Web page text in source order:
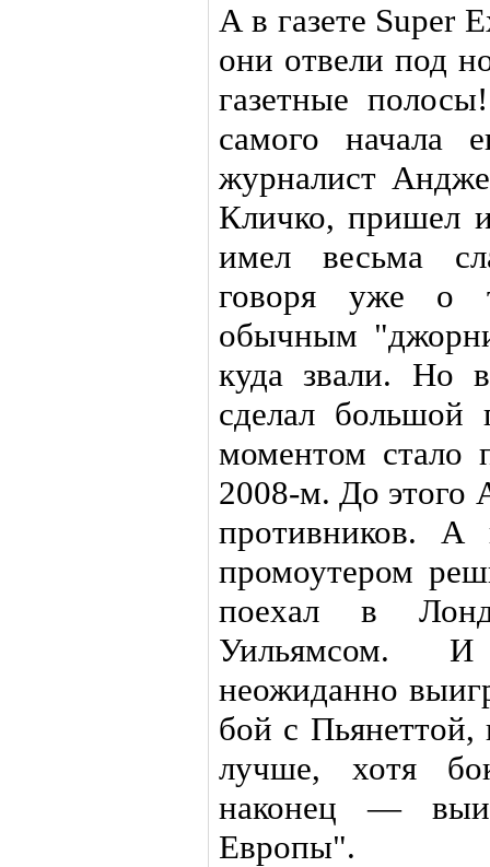
А в газете Super
они отвели под
газетные
самого начала
журналист
Кличко, пришел
имел весьма
говоря уже о
обычным
куда звали. Но
сделал большой
моментом стало
2008-м. До этого
противников. А
промоутером
поехал в
Уильямсом. И
неожиданно
бой с Пьянеттой,
лучше, хотя
наконец —
Европы".